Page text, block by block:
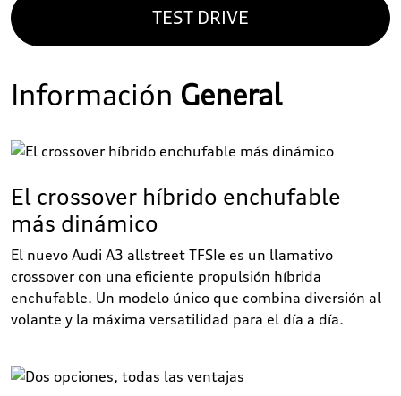
TEST DRIVE
Información General
El crossover híbrido enchufable
más dinámico
El nuevo Audi A3 allstreet TFSIe es un llamativo
crossover con una eficiente propulsión híbrida
enchufable. Un modelo único que combina diversión al
volante y la máxima versatilidad para el día a día.